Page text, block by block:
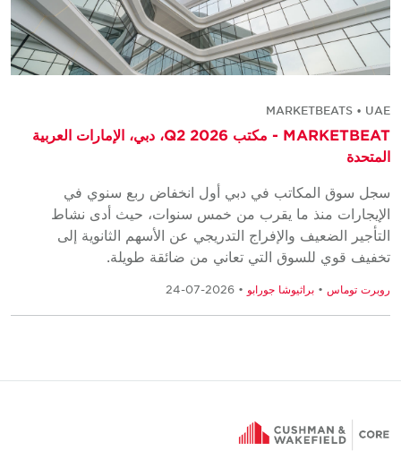
MARKETBEATS • UAE
MARKETBEAT - مكتب Q2 2026، دبي، الإمارات العربية
المتحدة
سجل سوق المكاتب في دبي أول انخفاض ربع سنوي في
الإيجارات منذ ما يقرب من خمس سنوات، حيث أدى نشاط
التأجير الضعيف والإفراج التدريجي عن الأسهم الثانوية إلى
تخفيف قوي للسوق التي تعاني من ضائقة طويلة.
روبرت توماس • براثيوشا جورابو • 2026-07-24